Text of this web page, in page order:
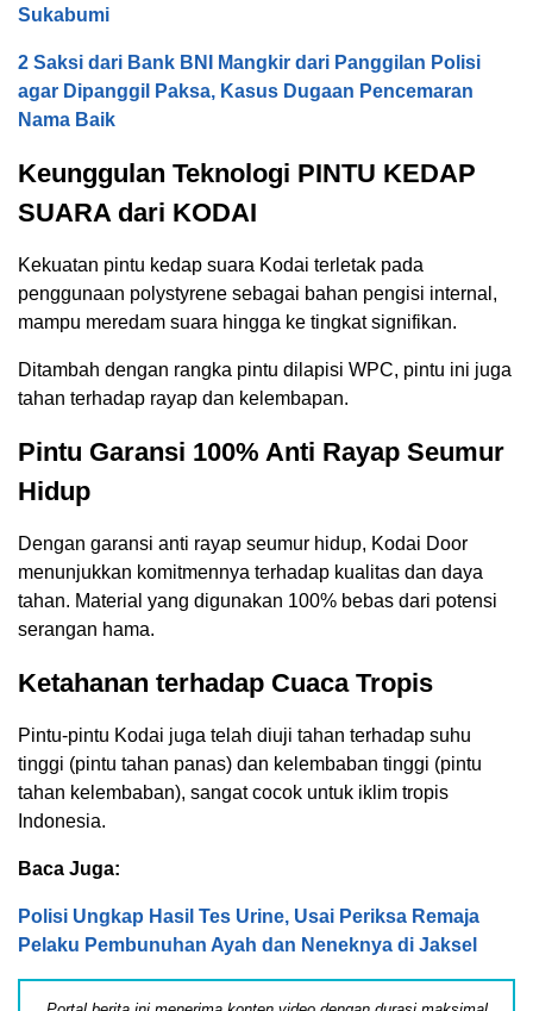
Sukabumi
2 Saksi dari Bank BNI Mangkir dari Panggilan Polisi
agar Dipanggil Paksa, Kasus Dugaan Pencemaran
Nama Baik
Keunggulan Teknologi PINTU KEDAP
SUARA dari KODAI
Kekuatan pintu kedap suara Kodai terletak pada
penggunaan polystyrene sebagai bahan pengisi internal,
mampu meredam suara hingga ke tingkat signifikan.
Ditambah dengan rangka pintu dilapisi WPC, pintu ini juga
tahan terhadap rayap dan kelembapan.
Pintu Garansi 100% Anti Rayap Seumur
Hidup
Dengan garansi anti rayap seumur hidup, Kodai Door
menunjukkan komitmennya terhadap kualitas dan daya
tahan. Material yang digunakan 100% bebas dari potensi
serangan hama.
Ketahanan terhadap Cuaca Tropis
Pintu-pintu Kodai juga telah diuji tahan terhadap suhu
tinggi (pintu tahan panas) dan kelembaban tinggi (pintu
tahan kelembaban), sangat cocok untuk iklim tropis
Indonesia.
Baca Juga:
Polisi Ungkap Hasil Tes Urine, Usai Periksa Remaja
Pelaku Pembunuhan Ayah dan Neneknya di Jaksel